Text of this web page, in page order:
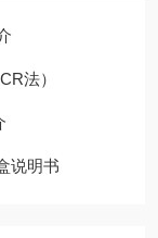
法）
说明书